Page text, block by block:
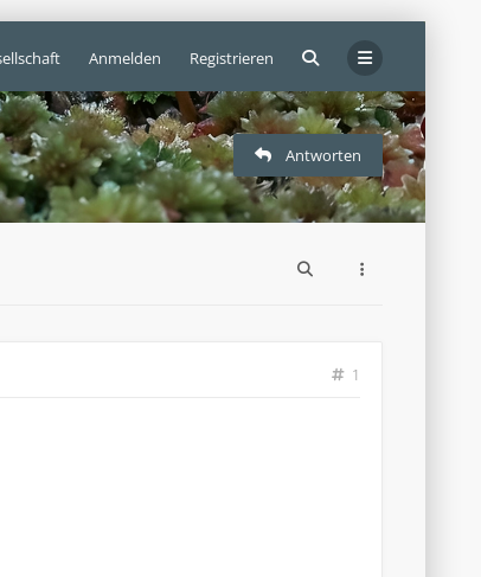
Anmelden Registrieren
Antworten
1